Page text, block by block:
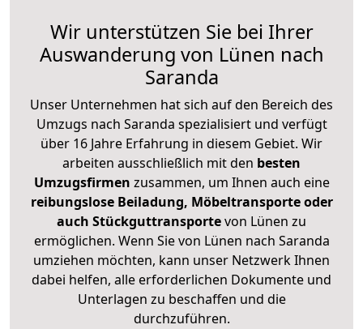
Wir unterstützen Sie bei Ihrer
Auswanderung von Lünen nach
Saranda
Unser Unternehmen hat sich auf den Bereich des
Umzugs nach Saranda spezialisiert und verfügt
über 16 Jahre Erfahrung in diesem Gebiet. Wir
arbeiten ausschließlich mit den besten
Umzugsfirmen zusammen, um Ihnen auch eine
reibungslose Beiladung, Möbeltransporte oder
auch Stückguttransportevon Lünen zu
ermöglichen. Wenn Sie von Lünen nach Saranda
umziehen möchten, kann unser Netzwerk Ihnen
dabei helfen, alle erforderlichen Dokumente und
Unterlagen zu beschaffen und die
durchzuführen.